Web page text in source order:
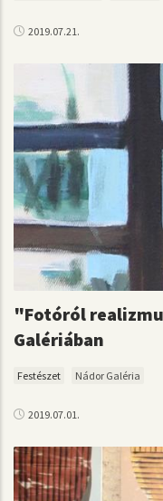
2019.07.21.
"Fotóról
Galériában
Festészet Nádor Galéria
2019.07.01.